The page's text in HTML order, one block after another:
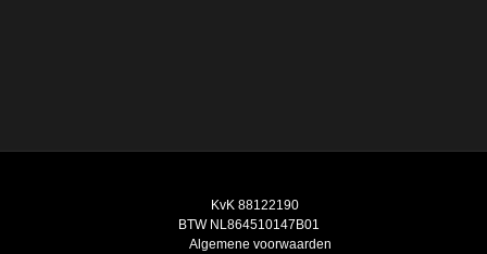
KvK 88122190
BTW NL864510147B01
Algemene voorwaarden